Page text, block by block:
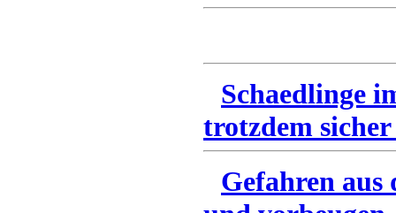
Schaedlinge
trotzdem
Gefahren